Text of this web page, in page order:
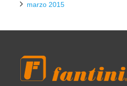
marzo 2015